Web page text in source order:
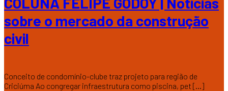
sobre o mercado da construção
civil
Conceito de condomínio-clube traz projeto para região de
Criciúma Ao congregar infraestrutura como piscina, pet [...]